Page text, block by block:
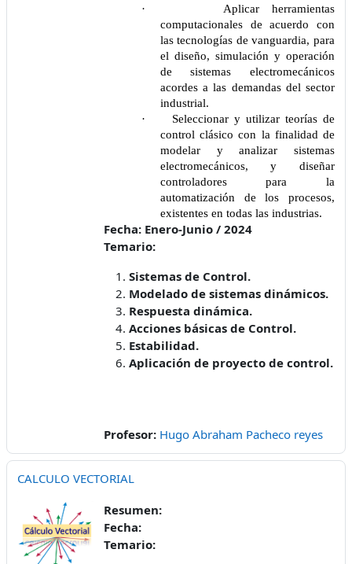
·
Aplicar herramientas
computacionales de acuerdo con
las tecnologías de vanguardia, para
el diseño, simulación y operación
de sistemas electromecánicos
acordes a las demandas del sector
industrial.
·
Seleccionar y utilizar teorías de
control clásico con la finalidad de
modelar y analizar sistemas
electromecánicos, y diseñar
controladores para la
automatización de los procesos,
existentes en todas las industrias.
Fecha: Enero-Junio / 2024
Temario:
Sistemas de Control.
Modelado de sistemas dinámicos.
Respuesta dinámica.
Acciones básicas de Control.
Estabilidad.
Aplicación de proyecto de control.
Profesor: Hugo Abraham Pacheco reyes
CALCULO VECTORIAL
Resumen:
Fecha:
Temario: